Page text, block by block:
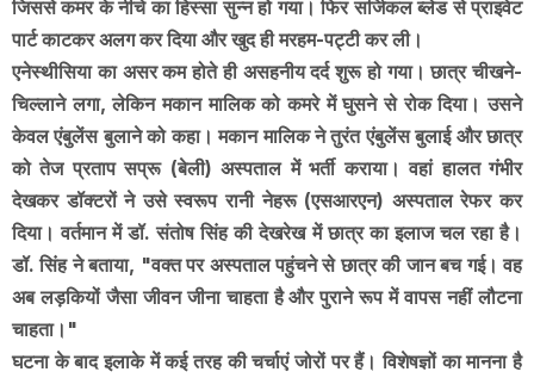
जिससे कमर के नीचे का हिस्सा सुन्न हो गया। फिर सर्जिकल ब्लेड से प्राइवेट
पार्ट काटकर अलग कर दिया और खुद ही मरहम-पट्टी कर ली।
एनेस्थीसिया का असर कम होते ही असहनीय दर्द शुरू हो गया। छात्र चीखने-
चिल्लाने लगा, लेकिन मकान मालिक को कमरे में घुसने से रोक दिया। उसने
केवल एंबुलेंस बुलाने को कहा। मकान मालिक ने तुरंत एंबुलेंस बुलाई और छात्र
को तेज प्रताप सप्रू (बेली) अस्पताल में भर्ती कराया। वहां हालत गंभीर
देखकर डॉक्टरों ने उसे स्वरूप रानी नेहरू (एसआरएन) अस्पताल रेफर कर
दिया। वर्तमान में डॉ. संतोष सिंह की देखरेख में छात्र का इलाज चल रहा है।
डॉ. सिंह ने बताया, "वक्त पर अस्पताल पहुंचने से छात्र की जान बच गई। वह
अब लड़कियों जैसा जीवन जीना चाहता है और पुराने रूप में वापस नहीं लौटना
चाहता।"
घटना के बाद इलाके में कई तरह की चर्चाएं जोरों पर हैं। विशेषज्ञों का मानना है